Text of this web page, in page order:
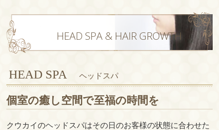
HEAD SPA & HAIR GROWTH
HEAD SPAヘッドスパ
個室の癒し空間で至福の時間を
クウカイのヘッドスパはその日のお客様の状態に合わせた